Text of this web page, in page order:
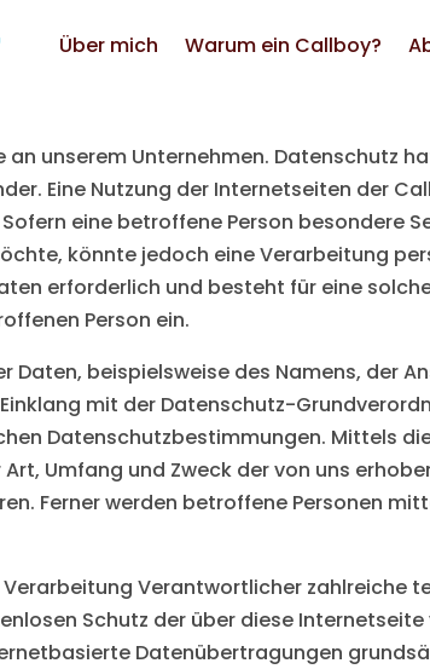
Über mich Warum ein Callboy?
an unserem Unternehmen. Datenschutz
Eine Nutzung der Internetseiten der
eine betroffene Person besondere
könnte jedoch eine Verarbeitung
erforderlich und besteht für eine
Person ein.
Daten, beispielsweise des Namens, der
mit der Datenschutz-
Datenschutzbestimmungen. Mittels
Umfang und Zweck der von uns
Ferner werden betroffene Personen
Verantwortlicher zahlreiche
Schutz der über diese
Datenübertragungen